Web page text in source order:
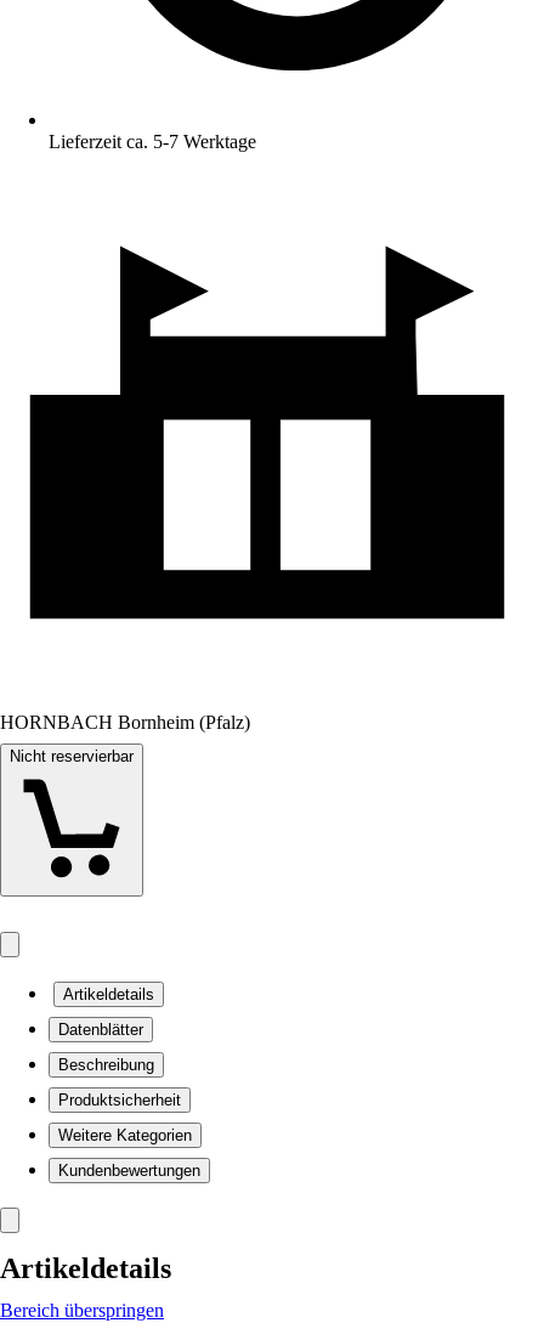
Lieferzeit ca. 5-7 Werktage
HORNBACH Bornheim (Pfalz)
Nicht reservierbar
Artikeldetails
Datenblätter
Beschreibung
Produktsicherheit
Weitere Kategorien
Kundenbewertungen
Artikeldetails
Bereich überspringen